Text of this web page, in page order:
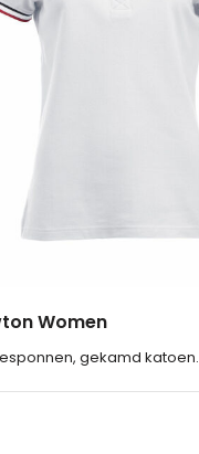
Women
gekamd katoen.